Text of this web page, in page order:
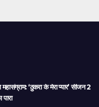
‘ठुकरा के मेरा प्यार’ सीजन 2